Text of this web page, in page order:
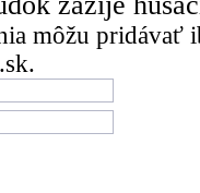
môžu pridávať